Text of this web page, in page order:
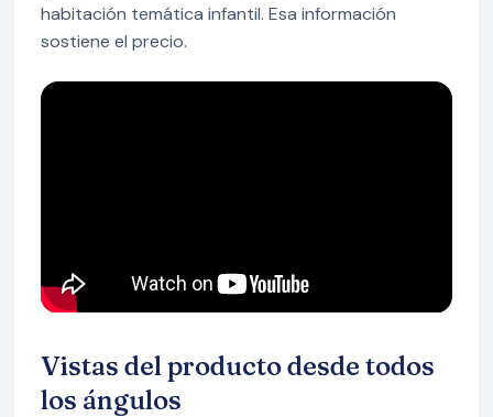
habitación temática infantil. Esa información
sostiene el precio.
Vistas del producto desde todos
los ángulos